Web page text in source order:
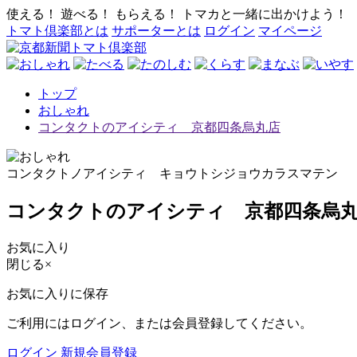
使える！ 遊べる！ もらえる！ トマカと一緒に出かけよう！
トマト倶楽部とは サポーターとは ログイン マイページ
トップ
おしゃれ
コンタクトのアイシティ 京都四条烏丸店
コンタクトノアイシティ キョウトシジョウカラスマテン
コンタクトのアイシティ 京都四条烏
お気に入り
閉じる×
お気に入りに保存
ご利用にはログイン、または会員登録してください。
ログイン 新規会員登録